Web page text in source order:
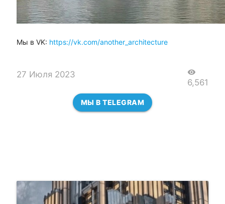
Мы в VK: https://vk.com/another_architecture
27 Июля 2023 visibility
6,561
МЫ В TELEGRAM